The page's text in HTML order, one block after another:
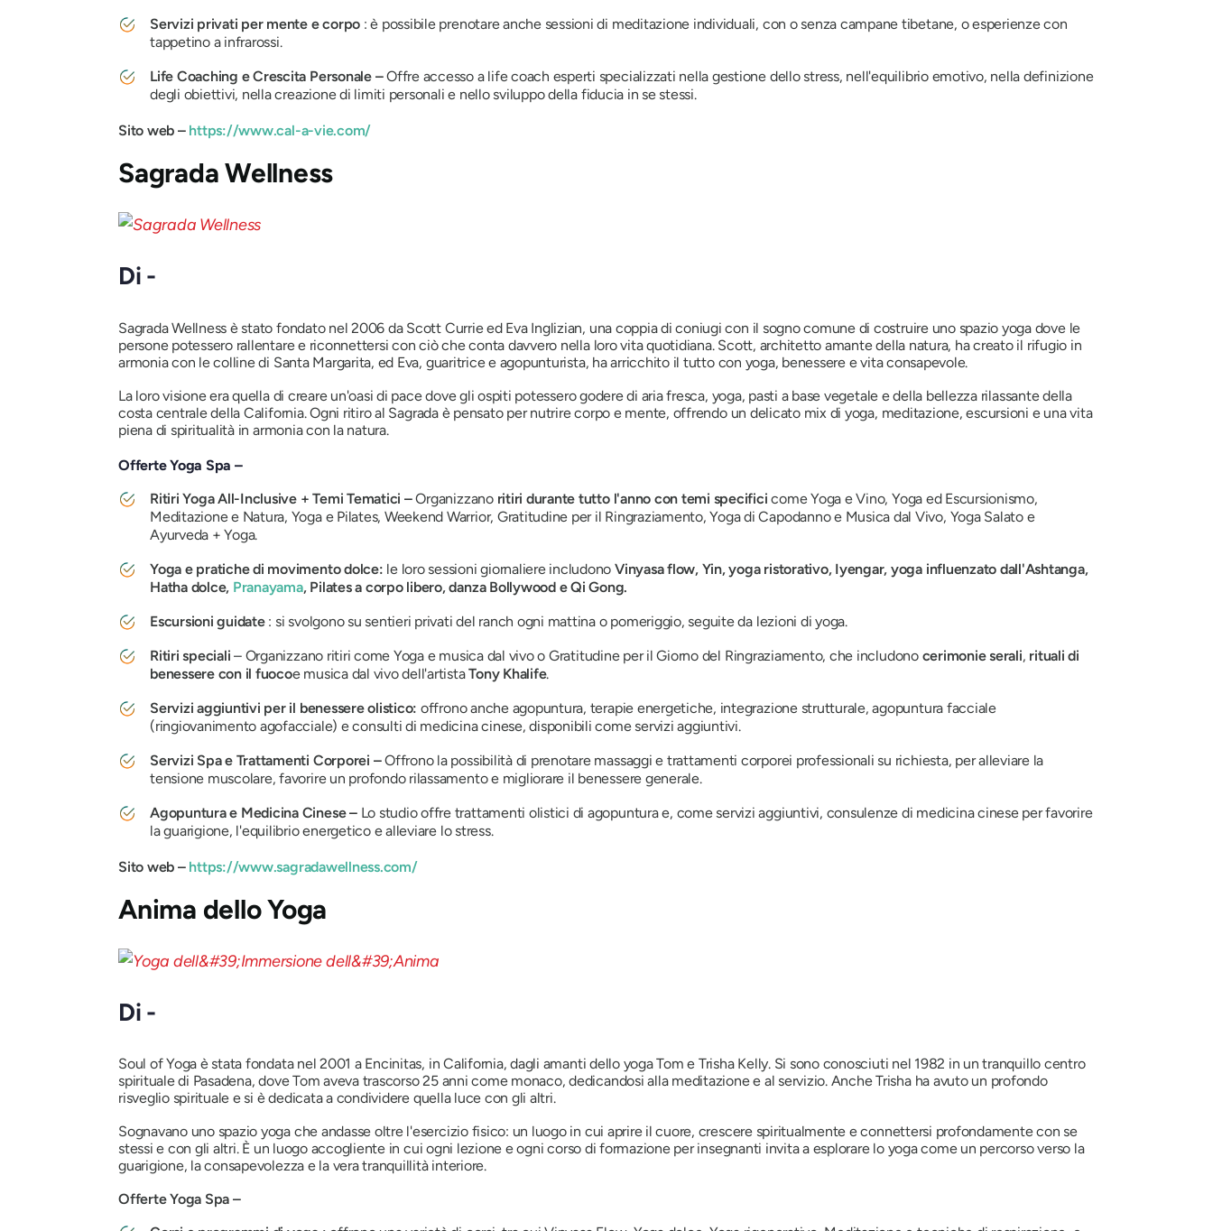
Servizi privati ​​per mente e corpo : è possibile prenotare anche sessioni di meditazione individuali, con o senza campane tibetane, o esperienze con
tappetino a infrarossi.
Life Coaching e Crescita Personale –Offre accesso a life coach esperti specializzati nella gestione dello stress, nell'equilibrio emotivo, nella definizione
degli obiettivi, nella creazione di limiti personali e nello sviluppo della fiducia in se stessi.
Sito web – https://www.cal-a-vie.com/
Sagrada Wellness
Di -
Sagrada Wellness è stato fondato nel 2006 da Scott Currie ed Eva Inglizian, una coppia di coniugi con il sogno comune di costruire uno spazio yoga dove le
persone potessero rallentare e riconnettersi con ciò che conta davvero nella loro vita quotidiana. Scott, architetto amante della natura, ha creato il rifugio in
armonia con le colline di Santa Margarita, ed Eva, guaritrice e agopunturista, ha arricchito il tutto con yoga, benessere e vita consapevole.
La loro visione era quella di creare un'oasi di pace dove gli ospiti potessero godere di aria fresca, yoga, pasti a base vegetale e della bellezza rilassante della
costa centrale della California. Ogni ritiro al Sagrada è pensato per nutrire corpo e mente, offrendo un delicato mix di yoga, meditazione, escursioni e una vita
piena di spiritualità in armonia con la natura.
Offerte Yoga Spa –
Ritiri Yoga All-Inclusive + Temi Tematici –Organizzano ritiri durante tutto l'anno con temi specifici come Yoga e Vino, Yoga ed Escursionismo,
Meditazione e Natura, Yoga e Pilates, Weekend Warrior, Gratitudine per il Ringraziamento, Yoga di Capodanno e Musica dal Vivo, Yoga Salato e
Ayurveda + Yoga.
Yoga e pratiche di movimento dolce: le loro sessioni giornaliere includonoVinyasa flow, Yin, yoga ristorativo, Iyengar, yoga influenzato dall'Ashtanga,
Hatha dolce, Pranayama, Pilates a corpo libero, danza Bollywood e Qi Gong.
Escursioni guidate: si svolgono su sentieri privati ​​del ranch ogni mattina o pomeriggio, seguite da lezioni di yoga.
Ritiri speciali – Organizzano ritiri come Yoga e musica dal vivoo Gratitudine per il Giorno del Ringraziamento, che includono cerimonie serali, rituali di
benessere con il fuocoe musica dal vivo dell'artistaTony Khalife.
Servizi aggiuntivi per il benessere olistico: offrono anche agopuntura, terapie energetiche, integrazione strutturale, agopuntura facciale
(ringiovanimento agofacciale) e consulti di medicina cinese, disponibili come servizi aggiuntivi.
Servizi Spa e Trattamenti Corporei –Offrono la possibilità di prenotare massaggi e trattamenti corporei professionali su richiesta, per alleviare la
tensione muscolare, favorire un profondo rilassamento e migliorare il benessere generale.
Agopuntura e Medicina Cinese – Lo studio offre trattamenti olistici di agopuntura e, come servizi aggiuntivi, consulenze di medicina cinese per favorire
la guarigione, l'equilibrio energetico e alleviare lo stress.
Sito web – https://www.sagradawellness.com/
Anima dello Yoga
Di -
Soul of Yoga è stata fondata nel 2001 a Encinitas, in California, dagli amanti dello yoga Tom e Trisha Kelly. Si sono conosciuti nel 1982 in un tranquillo centro
spirituale di Pasadena, dove Tom aveva trascorso 25 anni come monaco, dedicandosi alla meditazione e al servizio. Anche Trisha ha avuto un profondo
risveglio spirituale e si è dedicata a condividere quella luce con gli altri.
Sognavano uno spazio yoga che andasse oltre l'esercizio fisico: un luogo in cui aprire il cuore, crescere spiritualmente e connettersi profondamente con se
stessi e con gli altri. È un luogo accogliente in cui ogni lezione e ogni corso di formazione per insegnanti invita a esplorare lo yoga come un percorso verso la
guarigione, la consapevolezza e la vera tranquillità interiore.
Offerte Yoga Spa –